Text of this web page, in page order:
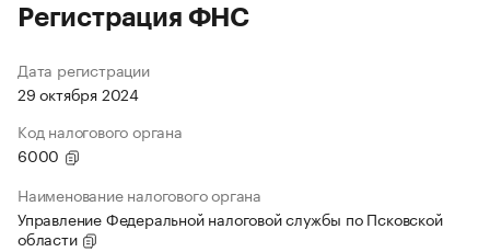
Регистрация ФНС
Дата регистрации
29 октября 2024
Код налогового органа
6000
Наименование налогового органа
Управление Федеральной налоговой службы по Псковской
области